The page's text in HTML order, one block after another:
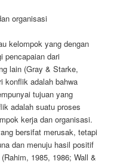
organisasi
kelompok yang dengan
pencapaian dari
lain (Gray & Starke,
konflik adalah bahwa
tujuan yang
adalah suatu proses
kerja dan organisasi.
bersifat merusak, tetapi
dan menuju hasil positif
1985, 1986; Wall &